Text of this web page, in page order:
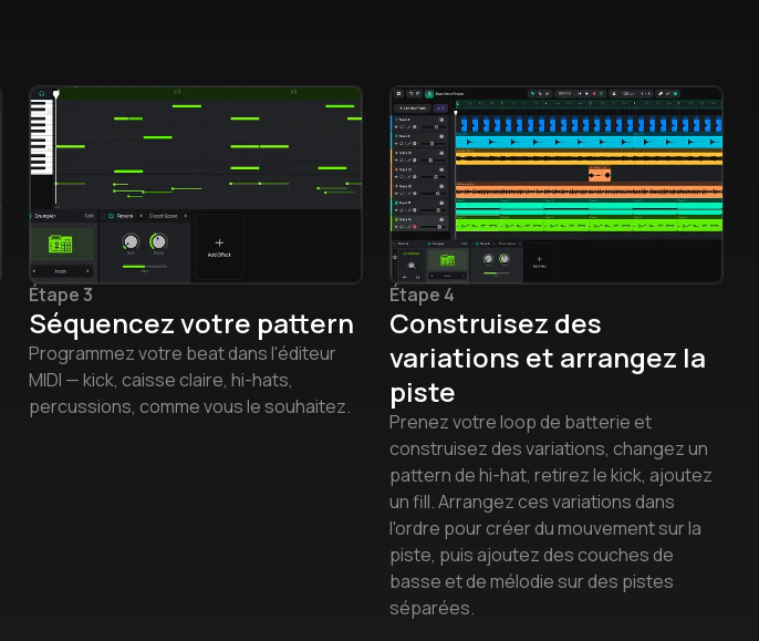
Étape 3
Séquencez votre pattern
Programmez votre beat dans l'éditeur
MIDI — kick, caisse claire, hi-hats,
percussions, comme vous le souhaitez.
Étape 4
Construisez des
variations et arrangez la
piste
Prenez votre loop de batterie et
construisez des variations, changez un
pattern de hi-hat, retirez le kick, ajoutez
un fill. Arrangez ces variations dans
l'ordre pour créer du mouvement sur la
piste, puis ajoutez des couches de
basse et de mélodie sur des pistes
séparées.